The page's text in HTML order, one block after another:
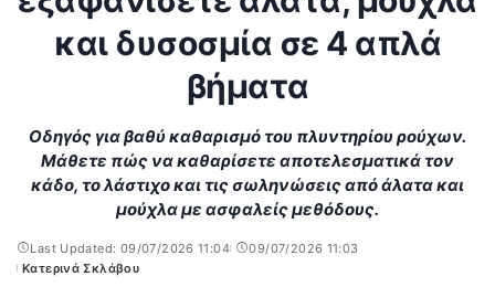
και δυσοσμία σε 4 απλά
βήματα
Οδηγός για βαθύ καθαρισμό του πλυντηρίου ρούχων.
Μάθετε πώς να καθαρίσετε αποτελεσματικά τον
κάδο, το λάστιχο και τις σωληνώσεις από άλατα και
μούχλα με ασφαλείς μεθόδους.
Last Updated: 09/07/2026 11:04
09/07/2026 11:03
Posted
Κατερινά Σκλάβου